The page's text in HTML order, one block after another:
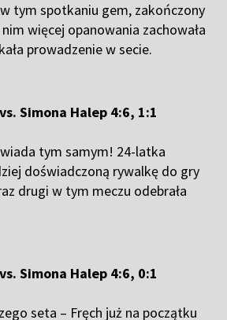
tym spotkaniu gem, zakończony
więcej opanowania zachowała
prowadzenie w secie.
Simona Halep 4:6, 1:1
tym samym! 24-latka
doświadczoną rywalkę do gry
drugi w tym meczu odebrała
Simona Halep 4:6, 0:1
seta – Fręch już na początku